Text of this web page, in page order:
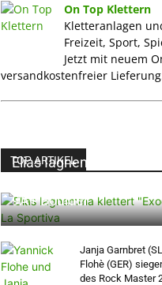
On Top Klettern
Kletteranlagen
Freizeit, Sport,
Jetzt mit neuem
versandkostenfreier
TOP ARTIKEL
Elias Iagnemma klettert
9A+ Boulder
Janja Garnbret
Flohè (GER)
des Rock Master